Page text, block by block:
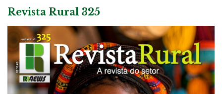
Revista Rural 325